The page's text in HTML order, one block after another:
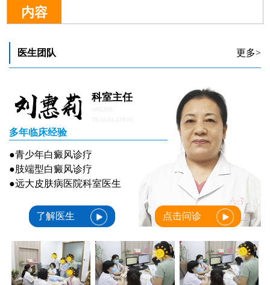
内容
医生团队 更多>
科室主任
多年临床经验
●青少年白癜风诊疗
●肢端型白癜风诊疗
●远大皮肤病医院科室医生
了解医生 点击问诊